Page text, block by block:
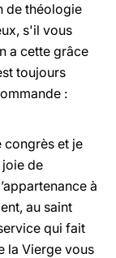
de théologie
s'il vous
a cette grâce
toujours
:
congrès et je
de
à
au saint
qui fait
la Vierge vous